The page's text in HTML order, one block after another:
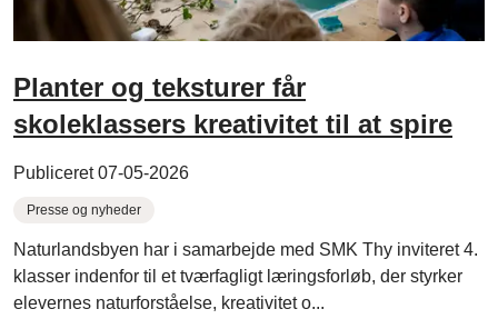
Planter og teksturer får
skoleklassers kreativitet til at spire
Publiceret 07-05-2026
Presse og nyheder
Naturlandsbyen har i samarbejde med SMK Thy inviteret 4.
klasser indenfor til et tværfagligt læringsforløb, der styrker
elevernes naturforståelse, kreativitet o...